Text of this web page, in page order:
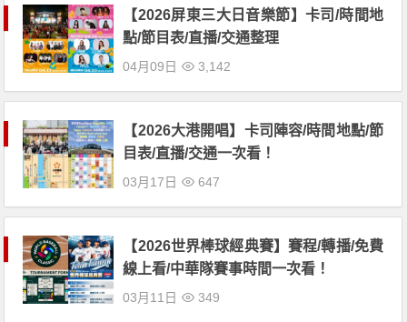
【2026屏東三大日音樂節】卡司/時間地
點/節目表/直播/交通整理
04月09日 3,142
【2026大港開唱】卡司陣容/時間地點/節
目表/直播/交通一次看！
03月17日 647
【2026世界棒球經典賽】賽程/轉播/免費
線上看/中華隊賽事時間一次看！
03月11日 349